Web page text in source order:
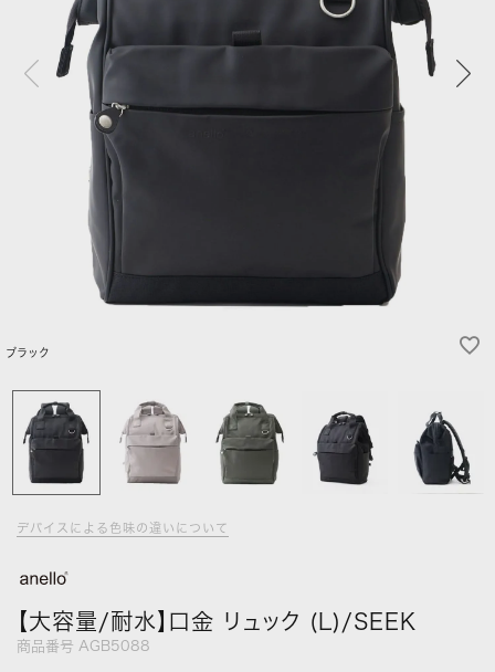
ブラック
デバイスによる色味の違いについて
【大容量/耐水】口金 リュック (L)/SEEK
商品番号 AGB5088